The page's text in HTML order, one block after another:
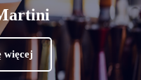
więcej